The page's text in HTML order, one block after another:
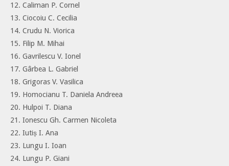
12. Caliman P. Cornel
13. Ciocoiu C. Cecilia
14. Crudu N. Viorica
15. Filip M. Mihai
16. Gavrilescu V. Ionel
17. Gârbea L. Gabriel
18. Grigoras V. Vasilica
19. Homocianu T. Daniela Andreea
20. Hulpoi T. Diana
21. Ionescu Gh. Carmen Nicoleta
22. Iutiș I. Ana
23. Lungu I. Ioan
24. Lungu P. Giani